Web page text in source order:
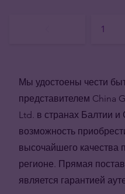
Мы удостоены чести
представителем China
Ltd. в странах Балтии
возможность
высочайшего
регионе. Прямая
является гарантией